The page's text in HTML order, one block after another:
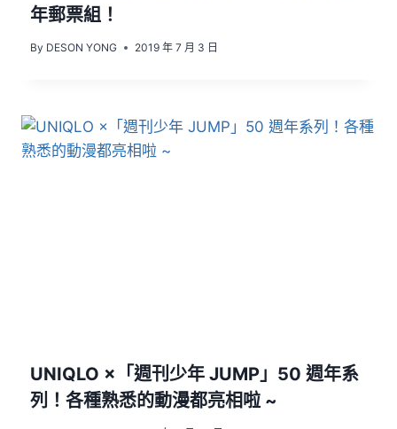
年郵票組！
By DESON YONG 2019 年 7 月 3 日
UNIQLO ×「週刊少年 JUMP」50 週年系
列！各種熟悉的動漫都亮相啦 ~